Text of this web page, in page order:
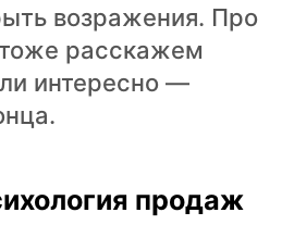
возражения. Про
тоже расскажем
интересно —
продаж